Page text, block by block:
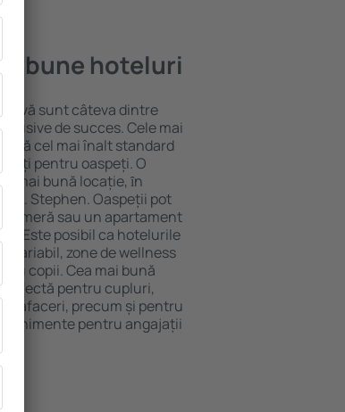
bune hoteluri
sunt câteva dintre
de succes. Cele mai
cel mai înalt standard
pentru oaspeți. O
mai bună locație, ȋn
St. Stephen. Oaspeții pot
cameră sau un apartament
Este posibil ca hotelurile
variabil, zone de wellness
copii. Cea mai bună
pentru cupluri,
afaceri, precum și pentru
pentru angajații